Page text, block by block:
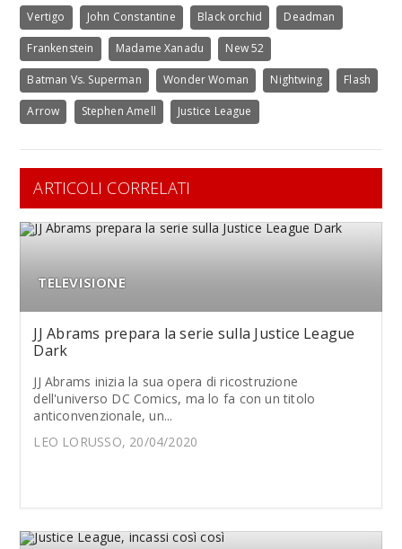
Vertigo John Constantine Black orchid Deadman
Frankenstein Madame Xanadu New 52
Batman Vs. Superman Wonder Woman Nightwing Flash
Arrow Stephen Amell Justice League
ARTICOLI CORRELATI
TELEVISIONE
JJ Abrams prepara la serie sulla Justice League
Dark
JJ Abrams inizia la sua opera di ricostruzione
dell'universo DC Comics, ma lo fa con un titolo
anticonvenzionale, un...
LEO LORUSSO, 20/04/2020